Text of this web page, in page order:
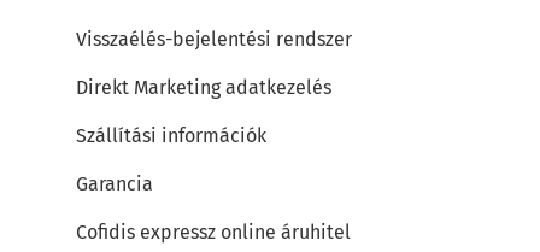
Visszaélés-bejelentési rendszer
Direkt Marketing adatkezelés
Szállítási információk
Garancia
Cofidis expressz online áruhitel